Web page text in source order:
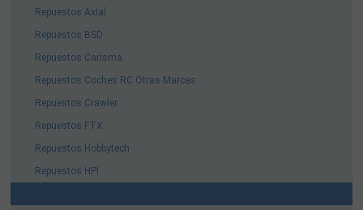
Repuestos Axial
Repuestos BSD
Repuestos Carisma
Repuestos Coches RC Otras Marcas
Repuestos Crawler
Repuestos FTX
Repuestos Hobbytech
Repuestos HPI